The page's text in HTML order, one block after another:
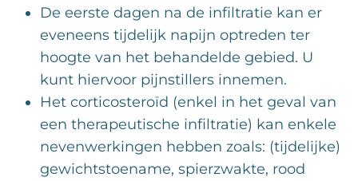
De eerste dagen na de infiltratie kan er
eveneens tijdelijk napijn optreden ter
hoogte van het behandelde gebied. U
kunt hiervoor pijnstillers innemen.
Het corticosteroïd (enkel in het geval van
een therapeutische infiltratie) kan enkele
nevenwerkingen hebben zoals: (tijdelijke)
gewichtstoename, spierzwakte, rood